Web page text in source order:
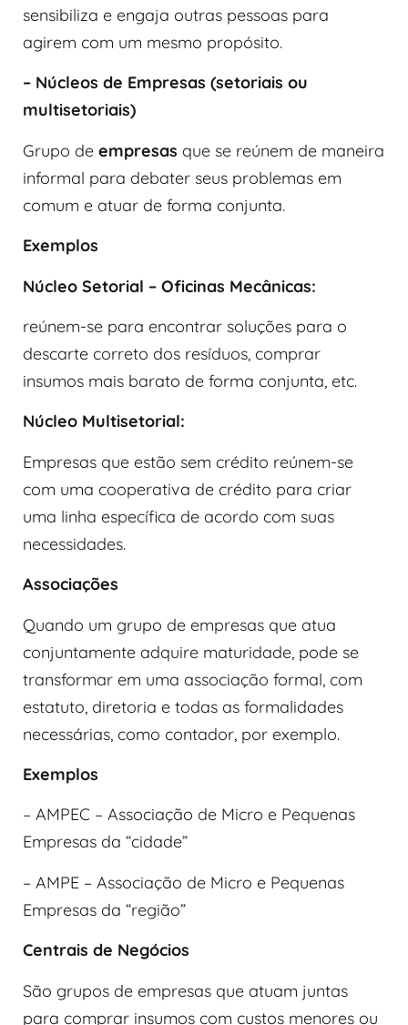
sensibiliza e engaja outras pessoas para
agirem com um mesmo propósito.
– Núcleos de Empresas (setoriais ou
multisetoriais)
Grupo de empresas que se reúnem de maneira
informal para debater seus problemas em
comum e atuar de forma conjunta.
Exemplos
Núcleo Setorial – Oficinas Mecânicas:
reúnem-se para encontrar soluções para o
descarte correto dos resíduos, comprar
insumos mais barato de forma conjunta, etc.
Núcleo Multisetorial:
Empresas que estão sem crédito reúnem-se
com uma cooperativa de crédito para criar
uma linha específica de acordo com suas
necessidades.
Associações
Quando um grupo de empresas que atua
conjuntamente adquire maturidade, pode se
transformar em uma associação formal, com
estatuto, diretoria e todas as formalidades
necessárias, como contador, por exemplo.
Exemplos
– AMPEC – Associação de Micro e Pequenas
Empresas da “cidade”
– AMPE – Associação de Micro e Pequenas
Empresas da “região”
Centrais de Negócios
São grupos de empresas que atuam juntas
para comprar insumos com custos menores ou